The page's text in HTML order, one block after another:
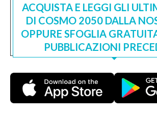
ACQUISTA E LEGGI GLI
DI COSMO 2050 DALLA
OPPURE SFOGLIA
PUBBLICAZIONI